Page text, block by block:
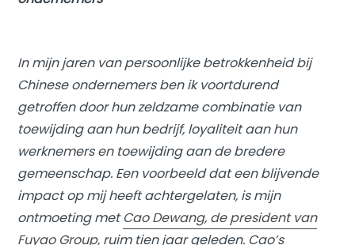
In mijn jaren van persoonlijke betrokkenheid bij
Chinese ondernemers ben ik voortdurend
getroffen door hun zeldzame combinatie van
toewijding aan hun bedrijf, loyaliteit aan hun
werknemers en toewijding aan de bredere
gemeenschap. Een voorbeeld dat een blijvende
impact op mij heeft achtergelaten, is mijn
ontmoeting metCao Dewang, de president van
Fuyao Group, ruim tien jaar geleden. Cao’s